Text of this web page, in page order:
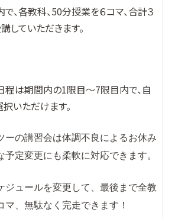
、各教科、50分授業を６コマ、合計３
していただきます。
は期間内の1限目〜7限目内で、自
いただけます。
ーの講習会は体調不良によるお休み
予定変更にも柔軟に対応できます。
ジュールを変更して、最後まで全教
マ、無駄なく完走できます！